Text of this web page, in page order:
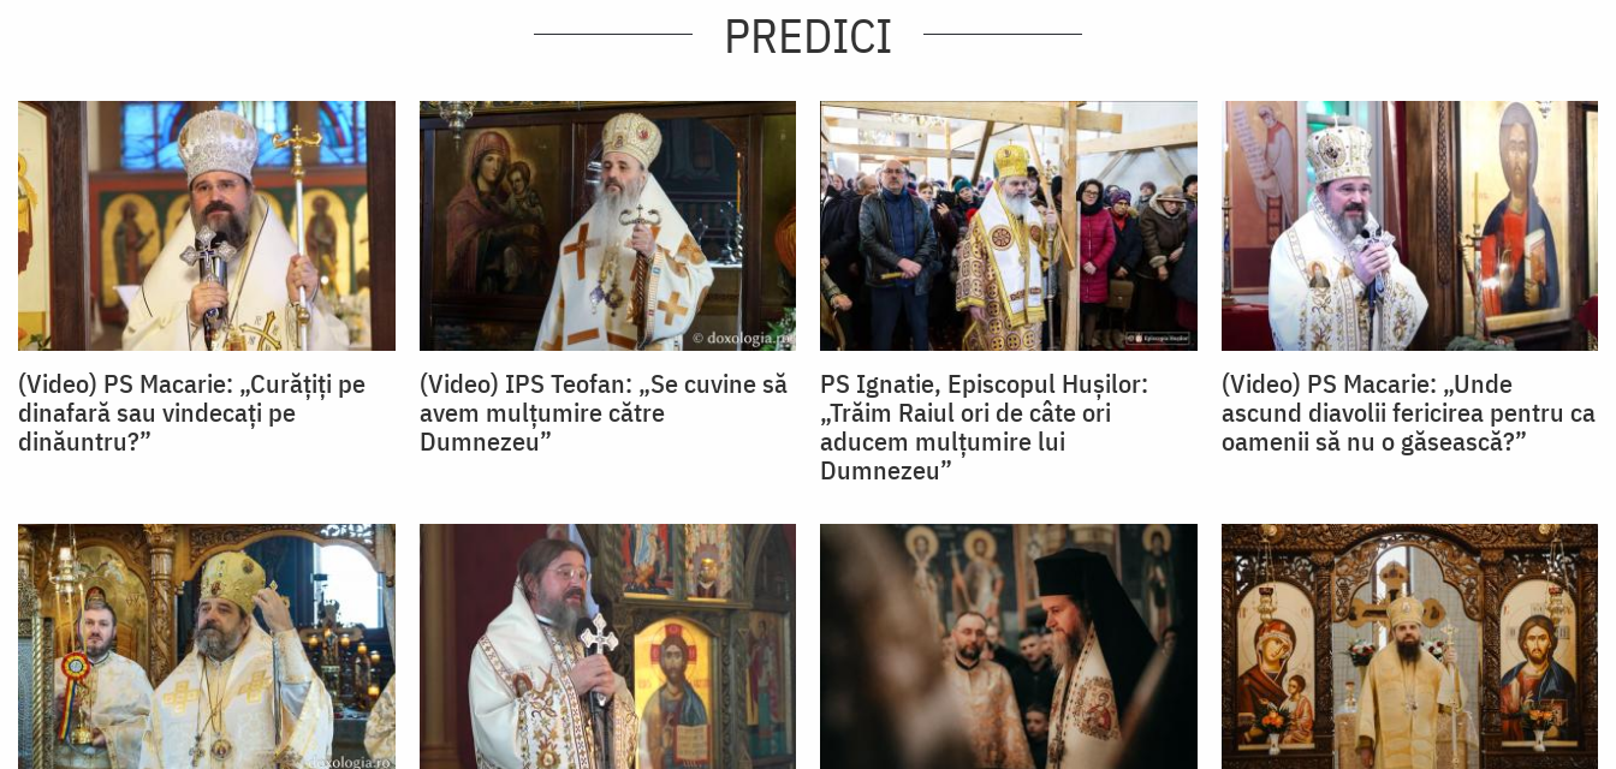
PREDICI
(Video) PS Macarie: „Curățiți pe
dinafară sau vindecați pe
dinăuntru?”
(Video) IPS Teofan: „Se cuvine să
avem mulțumire către
Dumnezeu”
PS Ignatie, Episcopul Hușilor:
„Trăim Raiul ori de câte ori
aducem mulțumire lui
Dumnezeu”
(Video) PS Macarie: „Unde
ascund diavolii fericirea pentru ca
oamenii să nu o găsească?”